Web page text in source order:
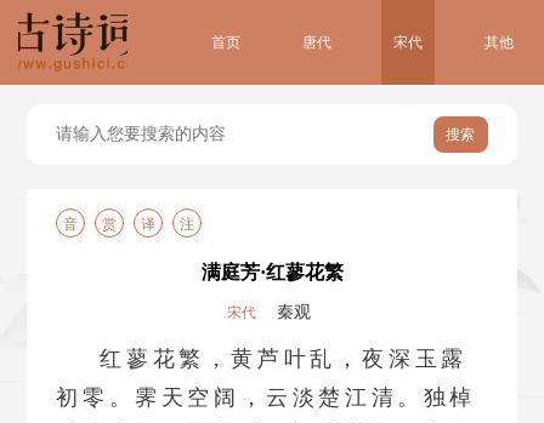
首页 唐代 宋代 其他
搜索
音 赏 译 注
满庭芳·红蓼花繁
宋代 秦观
红蓼花繁，黄芦叶乱，夜深玉露
初零。霁天空阔，云淡楚江清。独棹